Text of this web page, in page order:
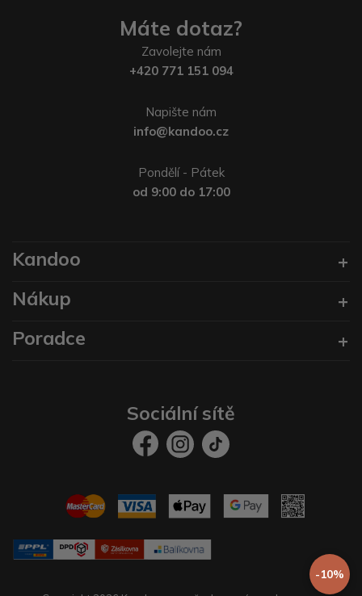
-10%
Máte dotaz?
Zavolejte nám
+420 771 151 094
Napište nám
info@kandoo.cz
Pondělí - Pátek
od 9:00 do 17:00
Kandoo
Nákup
Poradce
Sociální sítě